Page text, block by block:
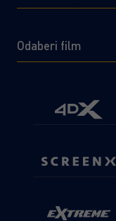
Odaberi film